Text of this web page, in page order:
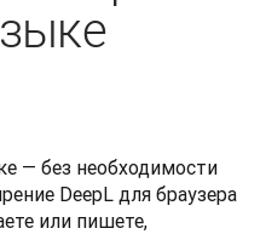
— без необходимости
DeepL для браузера
или пишете,